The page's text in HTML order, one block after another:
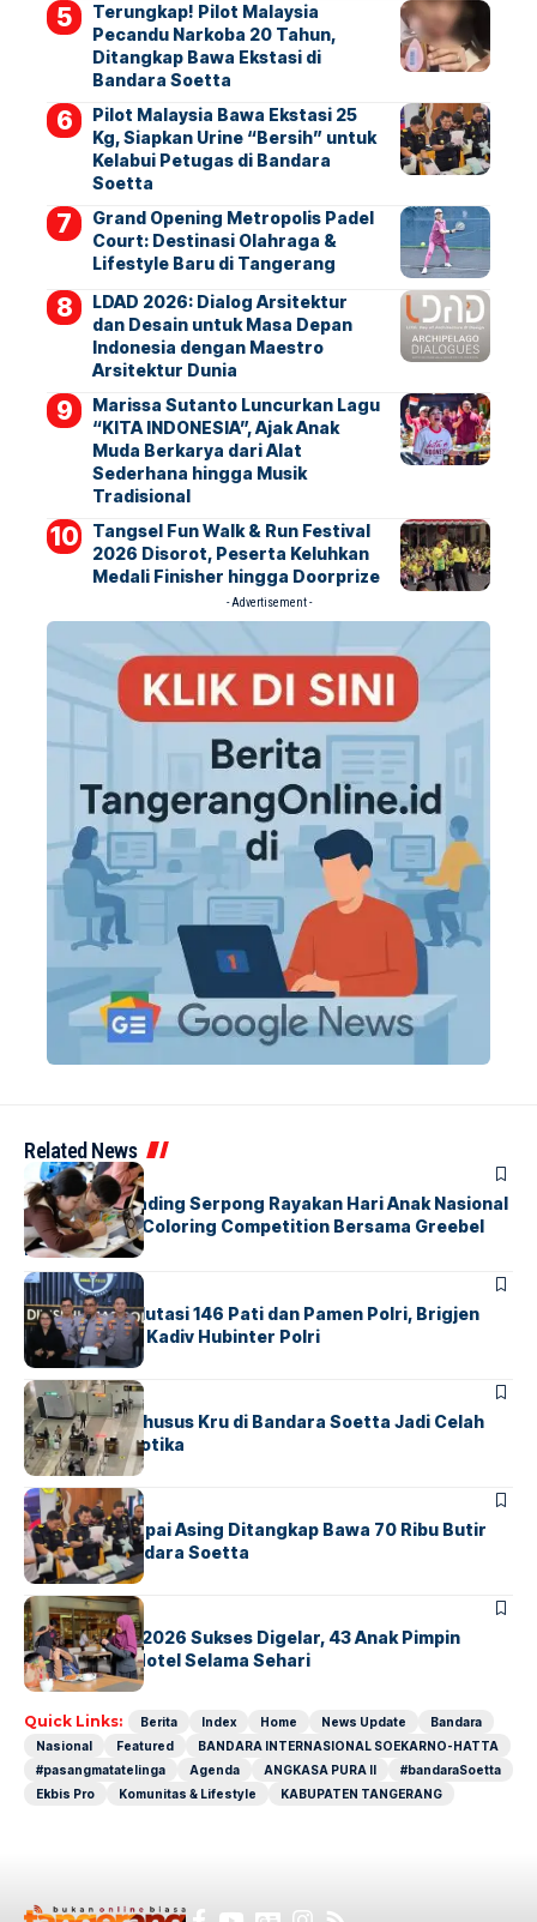
Terungkap! Pilot Malaysia
Pecandu Narkoba 20 Tahun,
Ditangkap Bawa Ekstasi di
Bandara Soetta
Pilot Malaysia Bawa Ekstasi 25
Kg, Siapkan Urine “Bersih” untuk
Kelabui Petugas di Bandara
Soetta
Grand Opening Metropolis Padel
Court: Destinasi Olahraga &
Lifestyle Baru di Tangerang
LDAD 2026: Dialog Arsitektur
dan Desain untuk Masa Depan
Indonesia dengan Maestro
Arsitektur Dunia
Marissa Sutanto Luncurkan Lagu
“KITA INDONESIA”, Ajak Anak
Muda Berkarya dari Alat
Sederhana hingga Musik
Tradisional
Tangsel Fun Walk & Run Festival
2026 Disorot, Peserta Keluhkan
Medali Finisher hingga Doorprize
- Advertisement -
Related News
BERITAINDEX
Atria Hotel Gading Serpong Rayakan Hari Anak Nasional
Lewat Family Coloring Competition Bersama Greebel
Indonesia
BERITA
Mabes Polri Mutasi 146 Pati dan Pamen Polri, Brigjen
Untung Jabat Kadiv Hubinter Polri
BANDARABERITA
Ketika Jalur Khusus Kru di Bandara Soetta Jadi Celah
Sindikat Narkotika
BANDARA BERITA
Kopilot Maskapai Asing Ditangkap Bawa 70 Ribu Butir
Ekstasi di Bandara Soetta
BERITAINDEX
GM For A Day 2026 Sukses Digelar, 43 Anak Pimpin
Operasional Hotel Selama Sehari
Quick Links: Berita Index Home News Update
Bandara
Nasional
Featured
BANDARA INTERNASIONAL SOEKARNO-HATTA
#pasangmatatelinga
Agenda ANGKASA PURA II
#bandaraSoetta
Ekbis Pro
Komunitas & Lifestyle KABUPATEN TANGERANG